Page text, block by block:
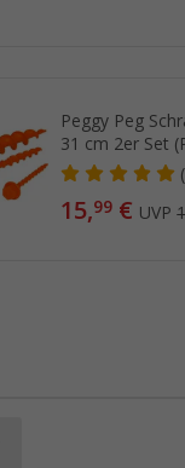
Peggy Peg
31 cm 2er Set
15,99 € UVP